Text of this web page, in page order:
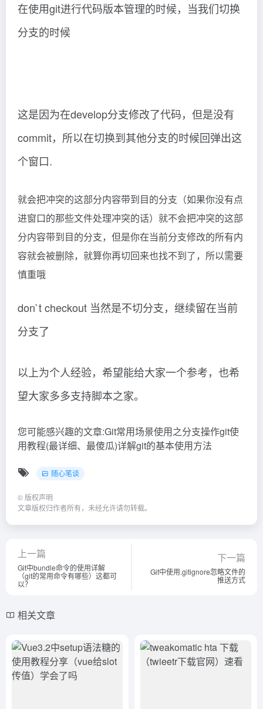
在使用git进行代码版本管理的时候，当我们切换
分支的时候
这是因为在develop分支修改了代码，但是没有
commit，所以在切换到其他分支的时候回弹出这
个窗口.
就会把冲突的这部分内容带到目的分支（如果你没有点
进窗口的那些文件处理冲突的话）就不会把冲突的这部
分内容带到目的分支，但是你在当前分支修改的所有内
容就会被删除，就算你再切回来也找不到了，所以需要
慎重哦
don`t checkout 当然是不切分支，继续留在当前
分支了
以上为个人经验，希望能给大家一个参考，也希
望大家多多支持脚本之家。
您可能感兴趣的文章:Git常用场景使用之分支操作git使
用教程(最详细、最傻瓜)详解git的基本使用方法
随心笔谈
© 版权声明
文章版权归作者所有，未经允许请勿转载。
上一篇
Git中bundle命令的使用详解
（git的常用命令有哪些）这都可
以？
下一篇
Git中使用.gitignore忽略文件的
推送方式
相关文章